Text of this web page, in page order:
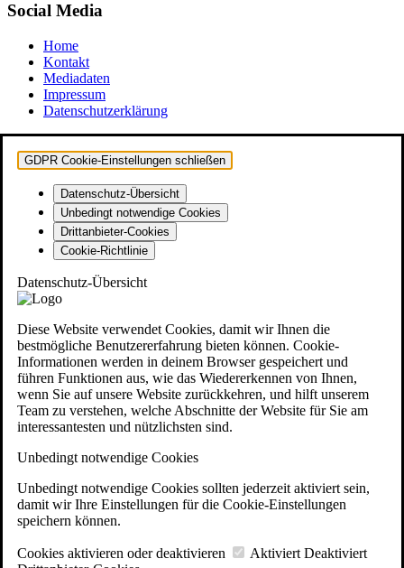
Social Media
Home
Kontakt
Mediadaten
Impressum
Datenschutzerklärung
GDPR Cookie-Einstellungen schließen
Datenschutz-Übersicht
Unbedingt notwendige Cookies
Drittanbieter-Cookies
Cookie-Richtlinie
Datenschutz-Übersicht
Diese Website verwendet Cookies, damit wir Ihnen die
bestmögliche Benutzererfahrung bieten können. Cookie-
Informationen werden in deinem Browser gespeichert und
führen Funktionen aus, wie das Wiedererkennen von Ihnen,
wenn Sie auf unsere Website zurückkehren, und hilft unserem
Team zu verstehen, welche Abschnitte der Website für Sie am
interessantesten und nützlichsten sind.
Unbedingt notwendige Cookies
Unbedingt notwendige Cookies sollten jederzeit aktiviert sein,
damit wir Ihre Einstellungen für die Cookie-Einstellungen
speichern können.
Cookies aktivieren oder deaktivieren Aktiviert Deaktiviert